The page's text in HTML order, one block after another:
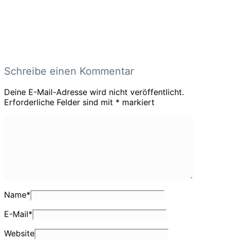
Schreibe einen Kommentar
Deine E-Mail-Adresse wird nicht veröffentlicht.
Erforderliche Felder sind mit * markiert
Name*
E-Mail*
Website